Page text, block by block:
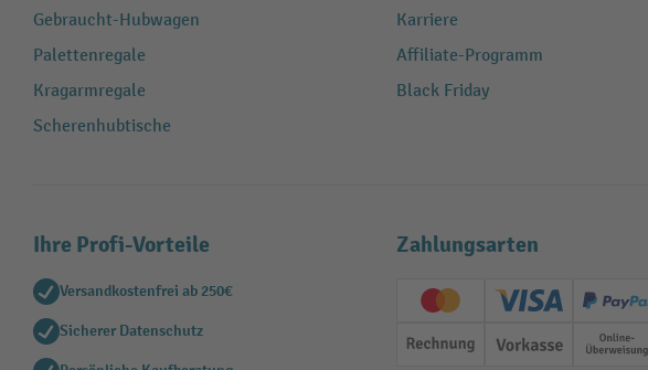
Gebraucht-Hubwagen
Palettenregale
Kragarmregale
Scherenhubtische
Karriere
Affiliate-Programm
Black Friday
Ihre Profi-Vorteile
Versandkostenfrei ab 250€
Sicherer Datenschutz
Zahlungsarten
Creditcard (Master)
Creditcard
Rechnung Vorkasse